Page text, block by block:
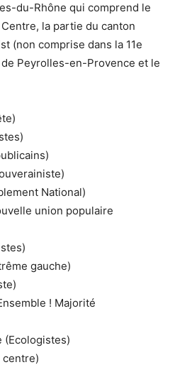
du-Rhône qui comprend le
la partie du canton
(non comprise dans la 11e
Peyrolles-en-Provence et le
National)
union populaire
gauche)
! Majorité
(Ecologistes)
centre)